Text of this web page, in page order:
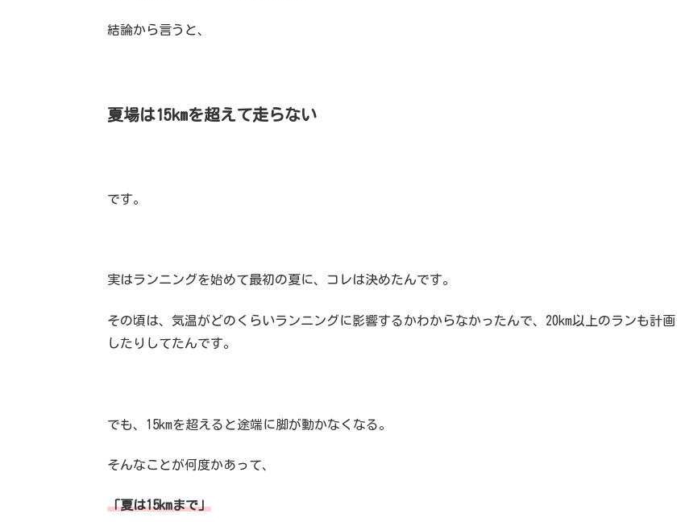
結論から言うと、
夏場は15kmを超えて走らない
です。
実はランニングを始めて最初の夏に、コレは決めたんです。
その頃は、気温がどのくらいランニングに影響するかわからなかったんで、20km以上のランも計画
したりしてたんです。
でも、15kmを超えると途端に脚が動かなくなる。
そんなことが何度かあって、
「夏は15kmまで」